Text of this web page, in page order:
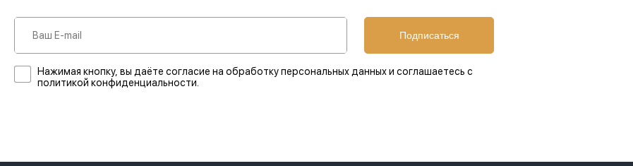
Подписаться
Нажимая кнопку, вы даёте согласие на обработку персональных данных и соглашаетесь с
политикой конфиденциальности.